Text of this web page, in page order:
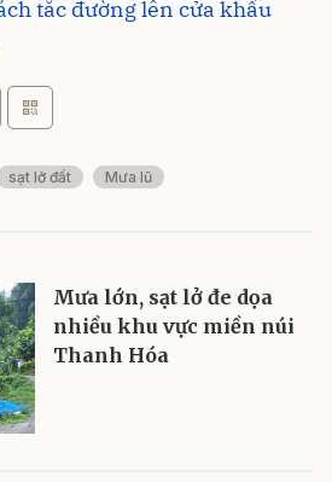
tắc đường lên cửa khẩu
sạt lở đất Mưa lũ
Mưa lớn, sạt lở đe dọa
nhiều khu vực miền núi
Thanh Hóa